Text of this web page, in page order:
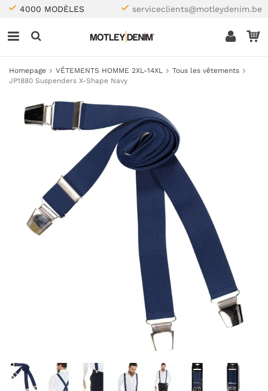
4000 MODÈLES serviceclients@motleydenim.be
Homepage VÊTEMENTS HOMME 2XL-14XL
Tous les vêtements
JP1880 Suspenders X-Shape Navy